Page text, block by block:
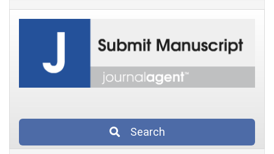
Search